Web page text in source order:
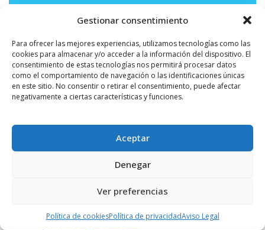
Gestionar consentimiento
Para ofrecer las mejores experiencias, utilizamos tecnologías como las
cookies para almacenar y/o acceder a la información del dispositivo. El
consentimiento de estas tecnologías nos permitirá procesar datos
como el comportamiento de navegación o las identificaciones únicas
en este sitio. No consentir o retirar el consentimiento, puede afectar
negativamente a ciertas características y funciones.
Aceptar
Denegar
Ver preferencias
Política de cookiesPolítica de privacidadAviso Legal
ENLACES RECOMENDADOS